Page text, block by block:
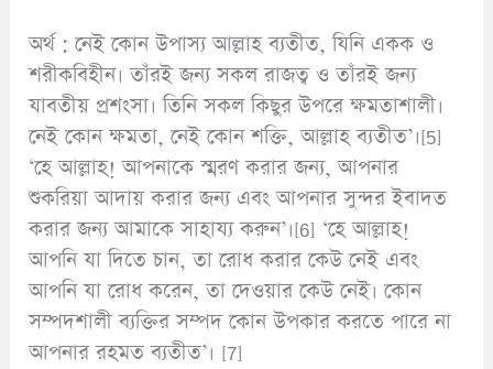
অর্থ : নেই কোন উপাস্য আল্লাহ ব্যতীত, যিনি একক ও
শরীকবিহীন। তাঁরই জন্য সকল রাজত্ব ও তাঁরই জন্য
যাবতীয় প্রশংসা। তিনি সকল কিছুর উপরে ক্ষমতাশালী।
নেই কোন ক্ষমতা, নেই কোন শক্তি, আল্লাহ ব্যতীত’।[5]
‘হে আল্লাহ! আপনাকে স্মরণ করার জন্য, আপনার
শুকরিয়া আদায় করার জন্য এবং আপনার সুন্দর ইবাদত
করার জন্য আমাকে সাহায্য করুন’।[6] ‘হে আল্লাহ!
আপনি যা দিতে চান, তা রোধ করার কেউ নেই এবং
আপনি যা রোধ করেন, তা দেওয়ার কেউ নেই। কোন
সম্পদশালী ব্যক্তির সম্পদ কোন উপকার করতে পারে না
আপনার রহমত ব্যতীত’। [7]